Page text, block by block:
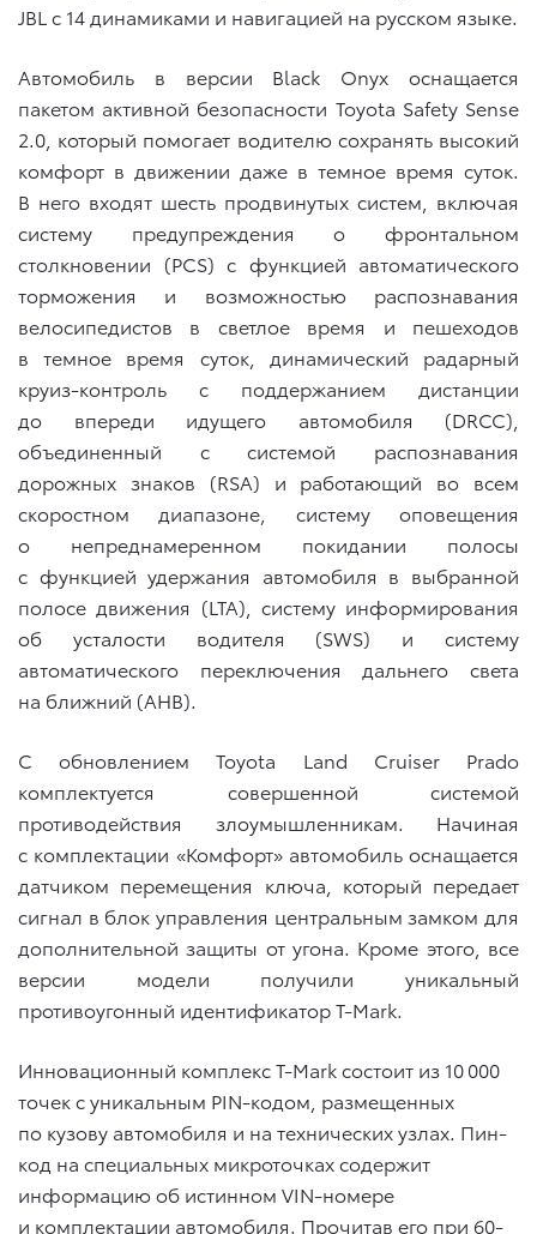
JBL с 14 динамиками и навигацией на русском языке.
Автомобиль в версии Black Onyx оснащается
пакетом активной безопасности Toyota Safety Sense
2.0, который помогает водителю сохранять высокий
комфорт в движении даже в темное время суток.
В него входят шесть продвинутых систем, включая
систему предупреждения о фронтальном
столкновении (PCS) с функцией автоматического
торможения и возможностью распознавания
велосипедистов в светлое время и пешеходов
в темное время суток, динамический радарный
круиз-контроль с поддержанием дистанции
до впереди идущего автомобиля (DRCC),
объединенный с системой распознавания
дорожных знаков (RSA) и работающий во всем
скоростном диапазоне, систему оповещения
о непреднамеренном покидании полосы
с функцией удержания автомобиля в выбранной
полосе движения (LTA), систему информирования
об усталости водителя (SWS) и систему
автоматического переключения дальнего света
на ближний (AHB).
С обновлением Toyota Land Cruiser Prado
комплектуется совершенной системой
противодействия злоумышленникам. Начиная
с комплектации «Комфорт» автомобиль оснащается
датчиком перемещения ключа, который передает
сигнал в блок управления центральным замком для
дополнительной защиты от угона. Кроме этого, все
версии модели получили уникальный
противоугонный идентификатор T-Mark.
Инновационный комплекс T-Mark состоит из 10 000
точек с уникальным PIN-кодом, размещенных
по кузову автомобиля и на технических узлах. Пин-
код на специальных микроточках содержит
информацию об истинном VIN-номере
и комплектации автомобиля. Прочитав его при 60-